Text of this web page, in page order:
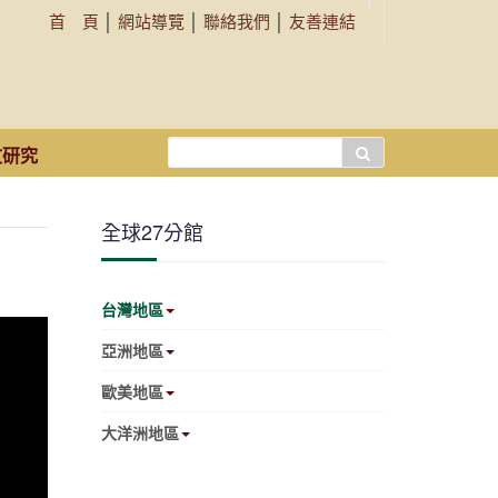
首 頁 網站導覽 聯絡我們 友善連結
究
尋...
全球27分館
台灣地區
亞洲地區
歐美地區
大洋洲地區